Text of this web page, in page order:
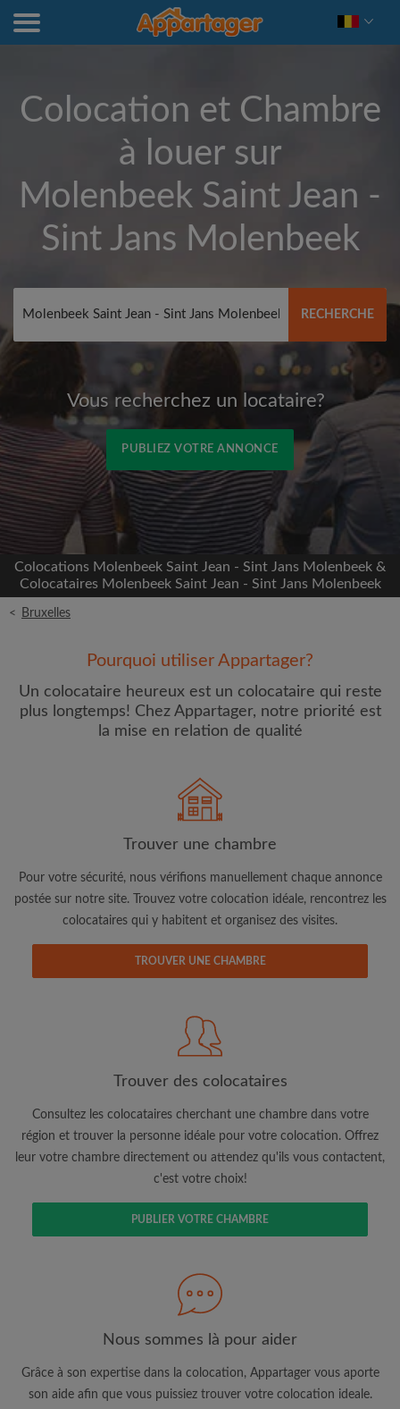
Colocation et Chambre
à louer sur
Molenbeek Saint Jean -
Sint Jans Molenbeek
RECHERCHE
Vous recherchez un locataire?
PUBLIEZ VOTRE ANNONCE
Inscrivez-vous avec Facebook
Nous ne publierons jamais sur votre page sans
votre accord
Loyer max par mois (€)
Prénom
J'ai lu, compris et accepte les Conditions d'utilisation
CRÉER PROFIL
Je souhaite recevoir des offres exclusives et des mises à
semble important
Consultez les chambres et les profils des
colocataires
Colocations Molenbeek Saint Jean - Sint Jans Molenbeek &
Colocataires Molenbeek Saint Jean - Sint Jans Molenbeek
< Bruxelles
Pourquoi utiliser Appartager?
Un colocataire heureux est un colocataire qui reste
plus longtemps! Chez Appartager, notre priorité est
la mise en relation de qualité
Trouver une chambre
Pour votre sécurité, nous vérifions manuellement chaque annonce
postée sur notre site. Trouvez votre colocation idéale, rencontrez les
colocataires qui y habitent et organisez des visites.
TROUVER UNE CHAMBRE
Trouver des colocataires
Consultez les colocataires cherchant une chambre dans votre
région et trouver la personne idéale pour votre colocation. Offrez
leur votre chambre directement ou attendez qu'ils vous contactent,
c'est votre choix!
PUBLIER VOTRE CHAMBRE
Nous sommes là pour aider
Grâce à son expertise dans la colocation, Appartager vous aporte
son aide afin que vous puissiez trouver votre colocation ideale.